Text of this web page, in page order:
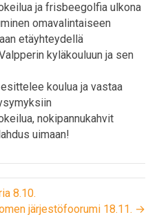
ja frisbeegolfia ulkona
omavalintaiseen
etäyhteydellä
kyläkouluun ja sen
koulua ja vastaa
nokipannukahvit
uimaan!
8.10.
järjestöfoorumi 18.11. →